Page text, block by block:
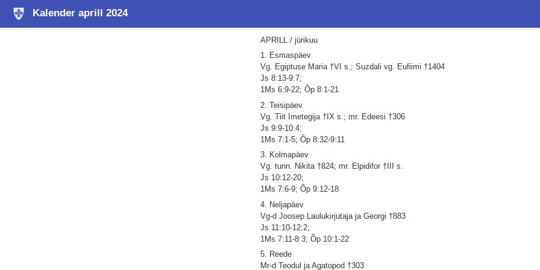
Kalender aprill 2024
APRILL / jürikuu
1. Esmaspäev
Vg. Egiptuse Maria †VI s.; Suzdali vg. Eufiimi †1404
Js 8:13-9:7;
1Ms 6:9-22; Õp 8:1-21
2. Teisipäev
Vg. Tiit Imetegija †IX s.; mr. Edeesi †306
Js 9:9-10:4;
1Ms 7:1-5; Õp 8:32-9:11
3. Kolmapäev
Vg. tunn. Nikita †824; mr. Elpidifor †III s.
Js 10:12-20;
1Ms 7:6-9; Õp 9:12-18
4. Neljapäev
Vg-d Joosep Laulukirjutaja ja Georgi †883
Js 11:10-12:2;
1Ms 7:11-8:3; Õp 10:1-22
5. Reede
Mr-d Teodul ja Agatopod †303